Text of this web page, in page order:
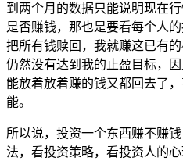
到两个月的数据只能说明现在
是否赚钱，那也是要看每个人
把所有钱赎回，我就赚这已有
仍然没有达到我的止盈目标，
能放着放着赚的钱又都回去了
能。
所以说，投资一个东西赚不赚
法，看投资策略，看投资人的心